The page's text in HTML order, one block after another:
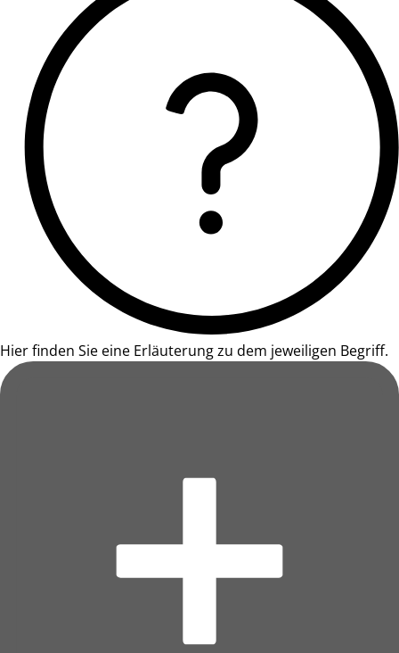
Hier finden Sie eine Erläuterung zu dem jeweiligen Begriff.